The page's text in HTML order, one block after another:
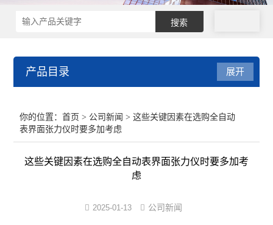
产品目录
表面张力仪
界面张力仪
展开
你的位置：首页 > 公司新闻 > 这些关键因素在选购全自动
表界面张力仪时要多加考虑
这些关键因素在选购全自动表界面张力仪时要多加考
虑
2025-01-13 公司新闻